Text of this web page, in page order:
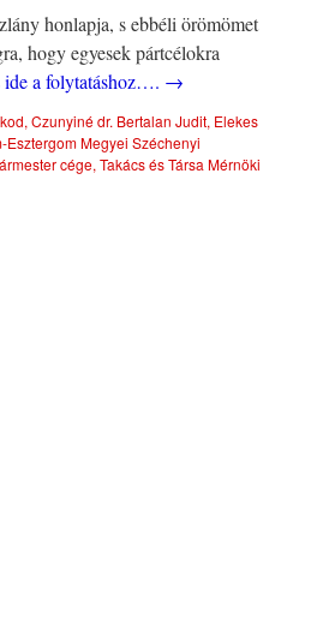
honlapja, s ebbéli örömömet
hogy egyesek pártcélokra
ide a folytatáshoz…. →
, Czunyiné dr. Bertalan Judit, Elekes
Esztergom Megyei Széchenyi
cége, Takács és Társa Mérnöki